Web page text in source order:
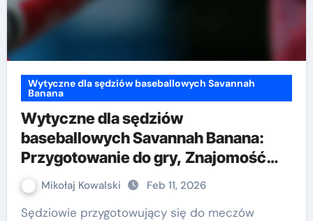
Wytyczne dla sędziów baseballowych Savannah
Banana
Wytyczne dla sędziów
baseballowych Savannah Banana:
Przygotowanie do gry, Znajomość
regulaminu, Szkolenie w zakresie
scenariuszy
Mikołaj Kowalski Feb 11, 2026
Sędziowie przygotowujący się do meczów